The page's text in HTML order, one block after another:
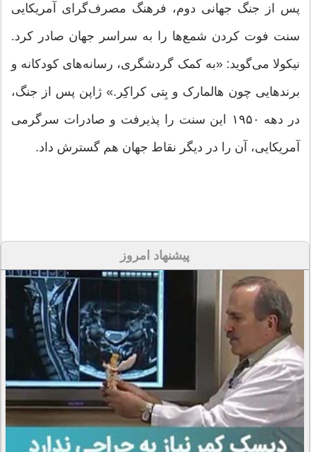
پس از جنگ جهانی دوم، فرهنگ مصرف‌گرای آمریکایی
سنت فوت کردن شمع‌ها را به سراسر جهان صادر کرد.
نیکولا می‌گوید: «به کمک گردشگری، رسانه‌های کودکانه و
برندهایی چون هالمارک و بِتی کراکِر.» ژاپن پس از جنگ،
در دهه ۱۹۵۰ این سنت را پذیرفت و صادرات سرگرمی
آمریکایی، آن را در دیگر نقاط جهان هم گسترش داد.
پیشنهاد امروز